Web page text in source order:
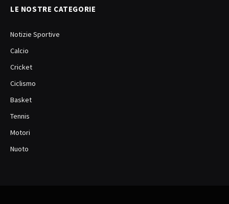
LE NOSTRE CATEGORIE
Notizie Sportive
Calcio
Cricket
Ciclismo
Basket
Tennis
Motori
Nuoto